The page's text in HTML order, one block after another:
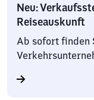
Neu:
Reiseauskunft
Ab sofort finden